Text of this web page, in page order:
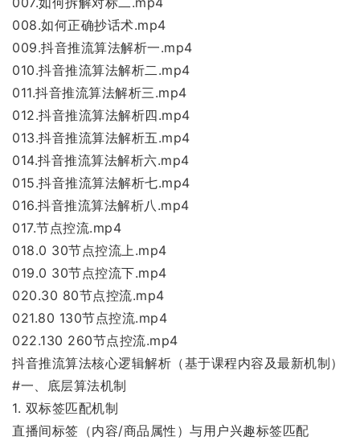
008.如何正确抄话术.mp4
009.抖音推流算法解析一.mp4
010.抖音推流算法解析二.mp4
011.抖音推流算法解析三.mp4
012.抖音推流算法解析四.mp4
013.抖音推流算法解析五.mp4
014.抖音推流算法解析六.mp4
015.抖音推流算法解析七.mp4
016.抖音推流算法解析八.mp4
017.节点控流.mp4
018.0 30节点控流上.mp4
019.0 30节点控流下.mp4
020.30 80节点控流.mp4
021.80 130节点控流.mp4
022.130 260节点控流.mp4
抖音推流算法核心逻辑解析（基于课程内容及最新机制）
#一、底层算法机制
1. 双标签匹配机制
直播间标签（内容/商品属性）与用户兴趣标签匹配